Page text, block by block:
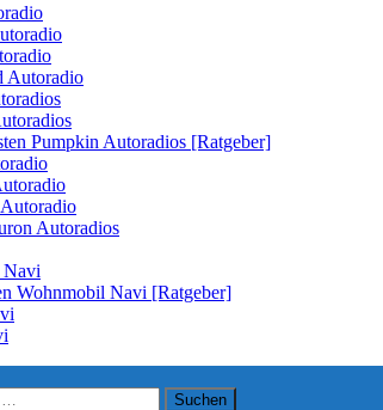
Autoradio
Pumpkin Autoradios [Ratgeber]
Autoradios
Navi
Wohnmobil Navi [Ratgeber]